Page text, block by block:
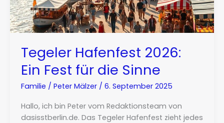
Tegeler Hafenfest 2026:
Ein Fest für die Sinne
Familie / Peter Mälzer / 6. September 2025
Hallo, ich bin Peter vom Redaktionsteam von
dasisstberlin.de. Das Tegeler Hafenfest zieht jedes